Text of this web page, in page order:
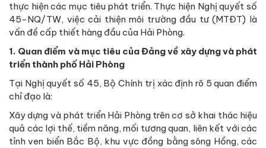
thực hiện các mục tiêu phát triển. Thực hiện Nghị quyết số
45-NQ/TW, việc cải thiện môi trường đầu tư (MTĐT) là
vấn đề cấp thiết hàng đầu của Hải Phòng.
1. Quan điểm và mục tiêu của Đảng về xây dựng và phát
triển thành phố Hải Phòng
Tại Nghị quyết số 45, Bộ Chính trị xác định rõ 5 quan điểm
chỉ đạo là:
Xây dựng và phát triển Hải Phòng trên cơ sở khai thác hiệu
quả các lợi thế, tiềm năng, mối tương quan, liên kết với các
tỉnh ven biển Bắc Bộ, khu vực đồng bằng sông Hồng, các